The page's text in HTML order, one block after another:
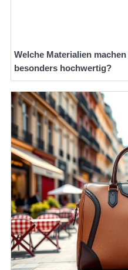
Welche Materialien
besonders hochwertig?